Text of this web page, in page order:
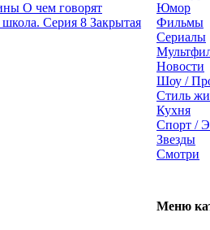
О чем говорят
Закрытая
Юмор
Фильмы
Сериалы
Новости
Шоу /
Стиль
Кухня
Спорт /
Звезды
Смотри
Меню